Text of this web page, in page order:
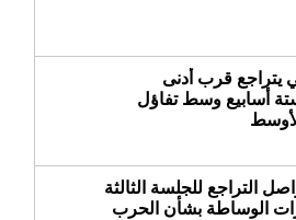
يتراجع قرب أدنى
أسابيع وسط تفاؤل
التراجع للجلسة الثالثة
الوساطة بشأن الحرب